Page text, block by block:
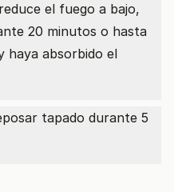
el fuego a bajo,
20 minutos o hasta
haya absorbido el
tapado durante 5